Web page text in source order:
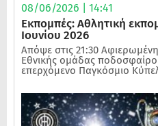
08/06/2026 | 14:41
Εκπομπές: Αθλητική
Ιουνίου 2026
Απόψε στις 21:30
Εθνικής ομάδας
επερχόμενο Παγκόσμιο